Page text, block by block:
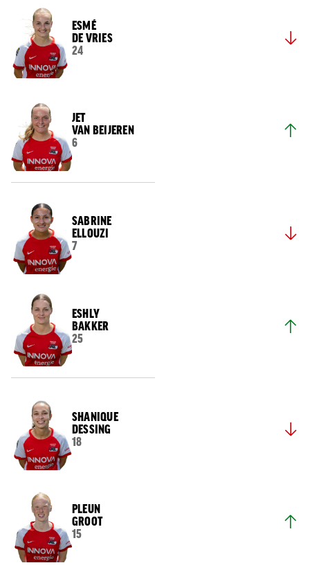
ESMÉ
DE VRIES
24
JET
VAN BEIJEREN
6
SABRINE
ELLOUZI
7
ESHLY
BAKKER
25
SHANIQUE
DESSING
18
PLEUN
GROOT
15